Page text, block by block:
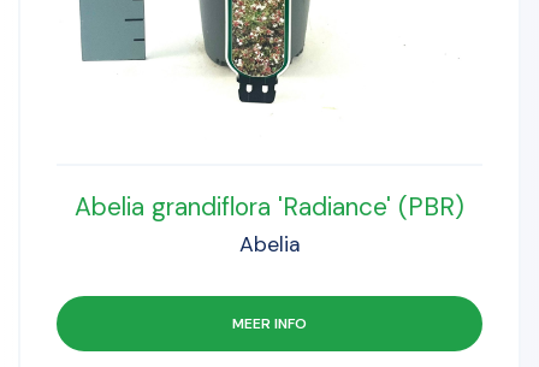
Abelia grandiflora 'Radiance' (PBR)
Abelia
MEER INFO